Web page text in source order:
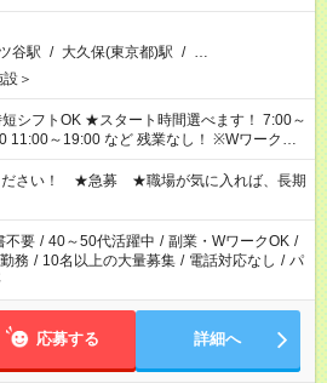
谷駅 / 大久保(東京都)駅 / …
＞
時間選べます！ 7:00～
～19:00 など 残業なし！ ※Wワークの
合わせ週40時間超の就業はご案内できませ
週20時間以上勤務は社会保険への加入対象
派遣法（日雇い派遣の原則禁止）により、
業はご案内が難しい場合があります
ださい！ ★急募 ★職場が気に入れば、長期
不要 / 40～50代活躍中 / 副業・WワークOK /
務 / 10名以上の大量募集 / 電話対応なし / パ
応募する 詳細へ